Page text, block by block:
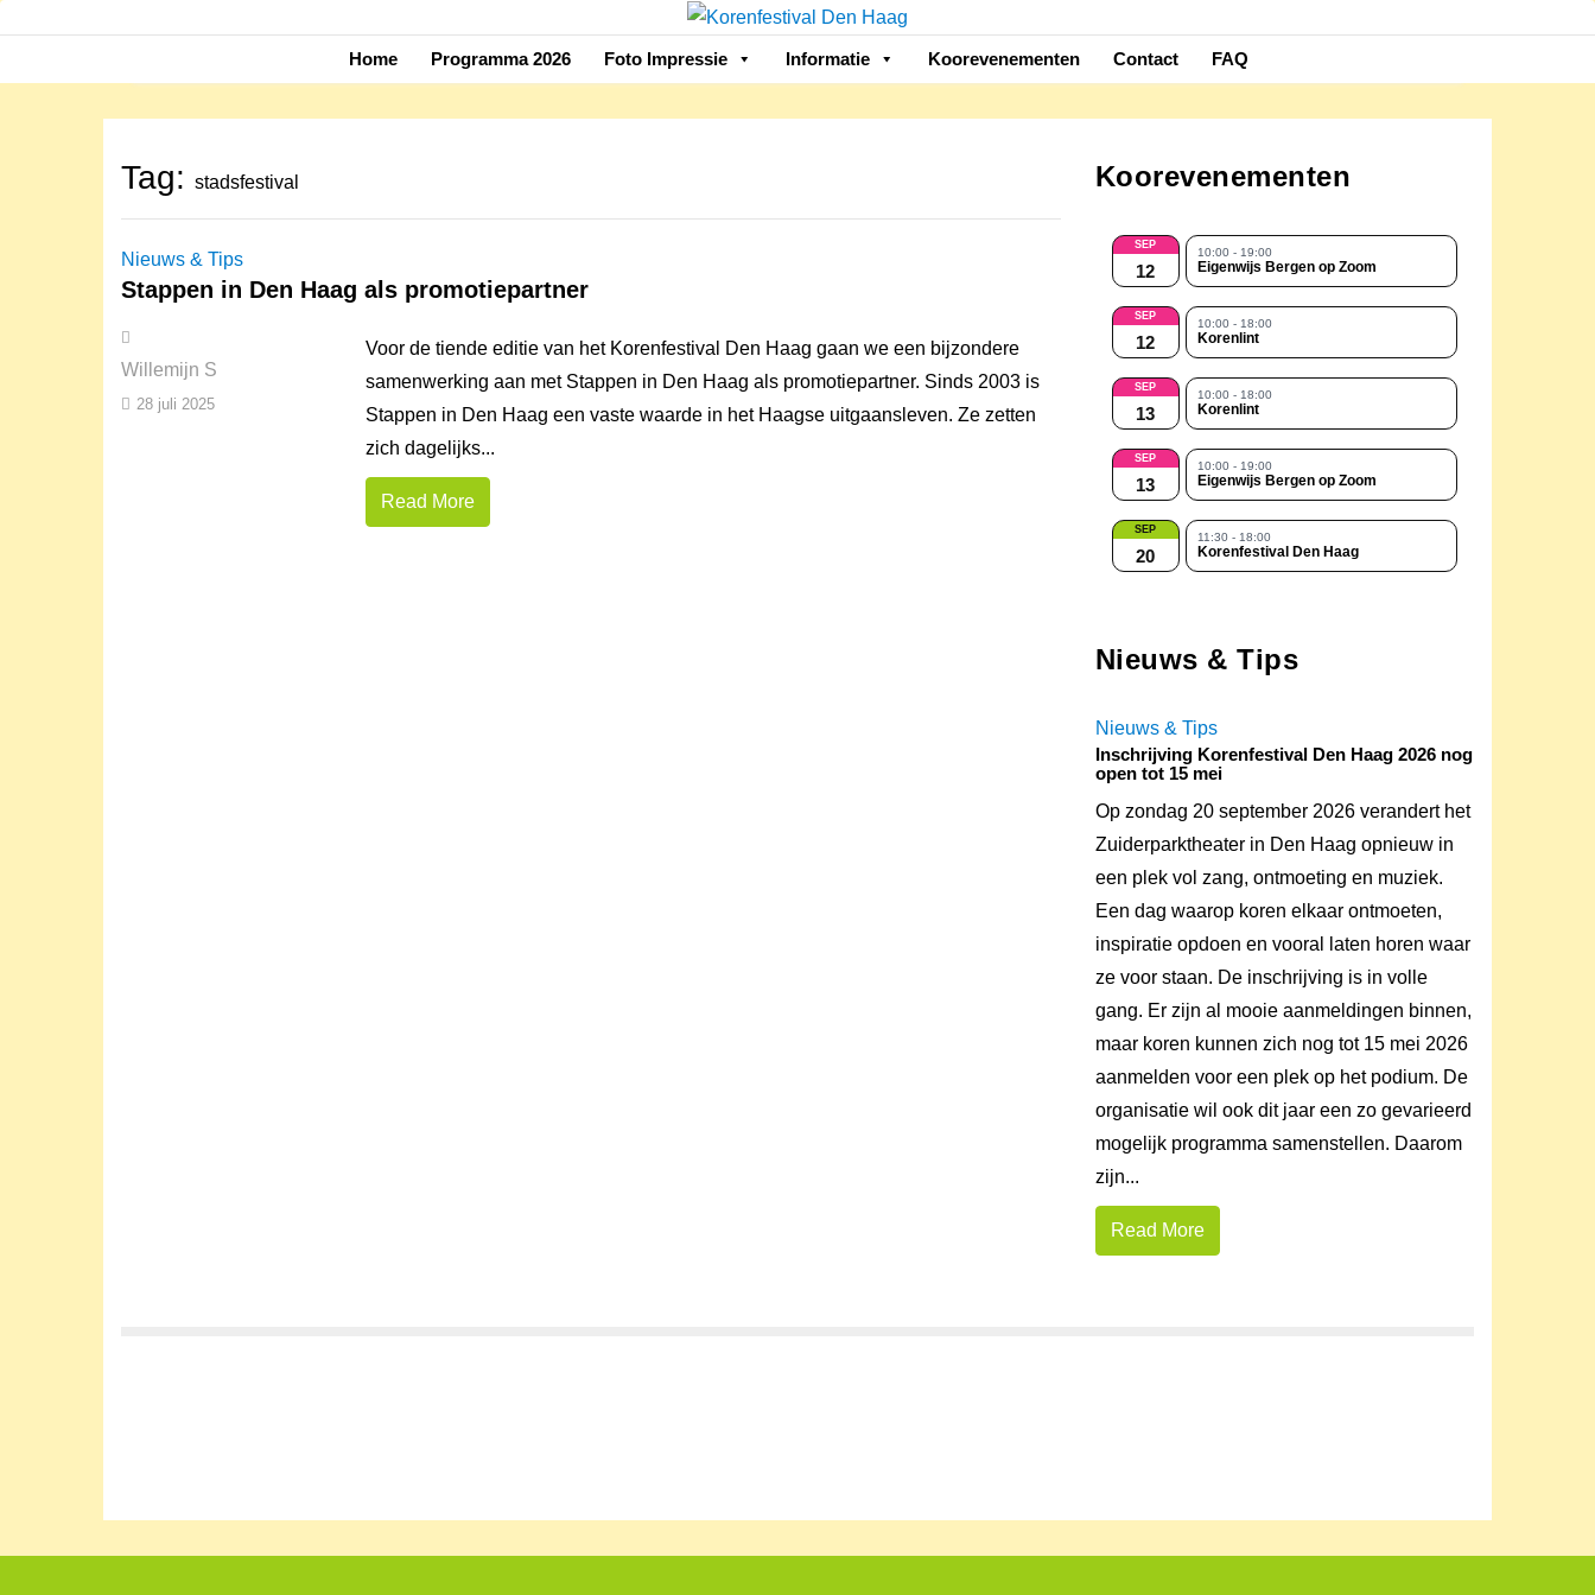
content
Home Programma 2026 Foto Impressie Informatie Koorevenementen Contact FAQ
Tag: stadsfestival
Nieuws & Tips
Stappen in Den Haag als promotiepartner
Willemijn S
28 juli 2025
Voor de tiende editie van het Korenfestival Den Haag gaan we een bijzondere
samenwerking aan met Stappen in Den Haag als promotiepartner. Sinds 2003 is
Stappen in Den Haag een vaste waarde in het Haagse uitgaansleven. Ze zetten
zich dagelijks...
Read More
Koorevenementen
SEP
12
10:00 - 19:00
Eigenwijs Bergen op Zoom
SEP
12
10:00 - 18:00
Korenlint
SEP
13
10:00 - 18:00
Korenlint
SEP
13
10:00 - 19:00
Eigenwijs Bergen op Zoom
SEP
20
11:30 - 18:00
Korenfestival Den Haag
Nieuws & Tips
Nieuws & Tips
Inschrijving Korenfestival Den Haag 2026 nog
open tot 15 mei
Op zondag 20 september 2026 verandert het
Zuiderparktheater in Den Haag opnieuw in
een plek vol zang, ontmoeting en muziek.
Een dag waarop koren elkaar ontmoeten,
inspiratie opdoen en vooral laten horen waar
ze voor staan. De inschrijving is in volle
gang. Er zijn al mooie aanmeldingen binnen,
maar koren kunnen zich nog tot 15 mei 2026
aanmelden voor een plek op het podium. De
organisatie wil ook dit jaar een zo gevarieerd
mogelijk programma samenstellen. Daarom
zijn...
Read More